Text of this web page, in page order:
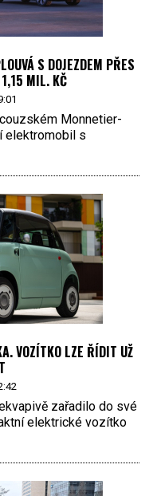
S DOJEZDEM PŘES
MIL. KČ
Monnetier-
elektromobil s
VOZÍTKO LZE ŘÍDIT UŽ
zařadilo do své
elektrické vozítko